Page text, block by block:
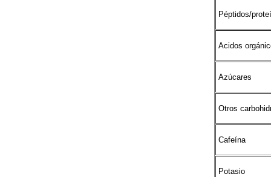
Péptidos/
Acidos
Azúcares
Otros
Cafeína
Potasio